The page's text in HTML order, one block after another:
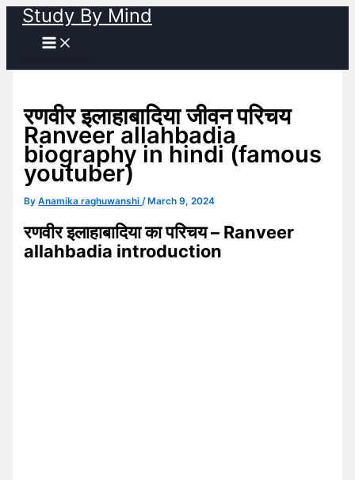
Skip
content
Study By Mind
रणवीर इलाहाबादिया जीवन परिचय
Ranveer allahbadia
biography in hindi (famous
youtuber)
ByAnamika raghuwanshi/ March 9, 2024
रणवीर इलाहाबादिया का परिचय – Ranveer
allahbadia introduction